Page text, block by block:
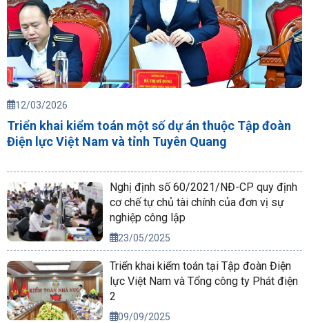
12/03/2026
Triển khai kiểm toán một số dự án thuộc Tập đoàn
Điện lực Việt Nam và tỉnh Tuyên Quang
Nghị định số 60/2021/NĐ-CP quy định
cơ chế tự chủ tài chính của đơn vị sự
nghiệp công lập
23/05/2025
Triển khai kiểm toán tại Tập đoàn Điện
lực Việt Nam và Tổng công ty Phát điện
2
09/09/2025